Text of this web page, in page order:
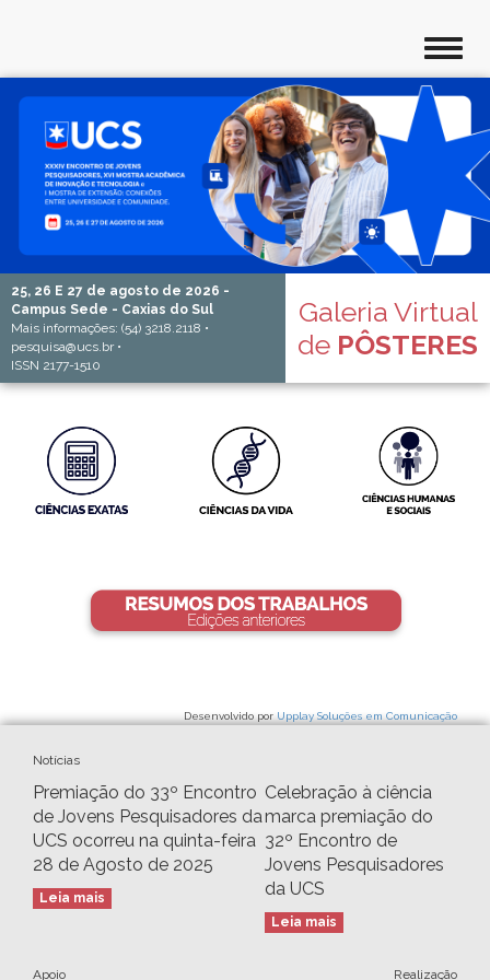
25, 26 E 27 de agosto de 2026 -
Campus Sede - Caxias do Sul
Mais informações: (54) 3218.2118 •
pesquisa@ucs.br •
ISSN 2177-1510
Galeria Virtual
de PÔSTERES
Desenvolvido por Upplay Soluções em Comunicação
Notícias
Premiação do 33º Encontro
de Jovens Pesquisadores da
UCS ocorreu na quinta-feira
28 de Agosto de 2025
Leia mais
Celebração à ciência
marca premiação do
32º Encontro de
Jovens Pesquisadores
da UCS
Leia mais
Apoio Realização